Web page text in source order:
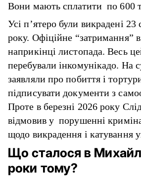
Вони мають сплатити по 600
Усі п’ятеро були викрадені 23
року. Офіційне “затримання”
наприкінці листопада. Весь
перебували інкомунікадо. На
заявляли про побиття і
підписувати документи з
Проте в березні 2026 року
відмовив у порушенні
щодо викрадення і катування
Що сталося в
роки тому?